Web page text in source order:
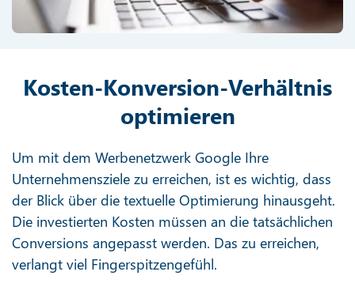
Kosten-Konversion-Verhältnis
optimieren
Um mit dem Werbenetzwerk Google Ihre
Unternehmensziele zu erreichen, ist es wichtig, dass
der Blick über die textuelle Optimierung hinausgeht.
Die investierten Kosten müssen an die tatsächlichen
Conversions angepasst werden. Das zu erreichen,
verlangt viel Fingerspitzengefühl.